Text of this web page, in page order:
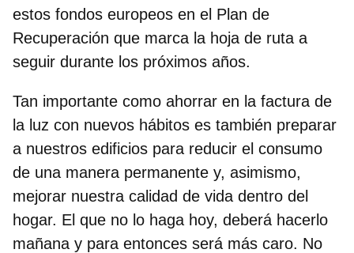
estos fondos europeos en el Plan de
Recuperación que marca la hoja de ruta a
seguir durante los próximos años.
Tan importante como ahorrar en la factura de
la luz con nuevos hábitos es también preparar
a nuestros edificios para reducir el consumo
de una manera permanente y, asimismo,
mejorar nuestra calidad de vida dentro del
hogar. El que no lo haga hoy, deberá hacerlo
mañana y para entonces será más caro. No